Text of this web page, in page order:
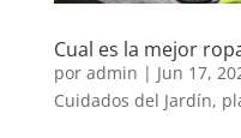
Cual es la mejor
por admin | Jun 17,
Cuidados del Jardín,